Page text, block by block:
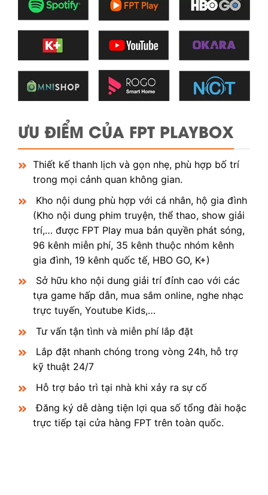
ƯU ĐIỂM CỦA FPT PLAYBOX
Thiết kế thanh lịch và gọn nhẹ, phù hợp bố trí
trong mọi cảnh quan không gian.
Kho nội dung phù hợp với cá nhân, hộ gia đình
(Kho nội dung phim truyện, thể thao, show giải
trí,… được FPT Play mua bản quyền phát sóng,
96 kênh miễn phí, 35 kênh thuộc nhóm kênh
gia đình, 19 kênh quốc tế, HBO GO, K+)
Sở hữu kho nội dung giải trí đỉnh cao với các
tựa game hấp dẫn, mua sắm online, nghe nhạc
trực tuyến, Youtube Kids,…
Tư vấn tận tình và miễn phí lắp đặt
Lắp đặt nhanh chóng trong vòng 24h, hỗ trợ
kỹ thuật 24/7
Hỗ trợ bảo trì tại nhà khi xảy ra sự cố
Đăng ký dễ dàng tiện lợi qua số tổng đài hoặc
trực tiếp tại cửa hàng FPT trên toàn quốc.